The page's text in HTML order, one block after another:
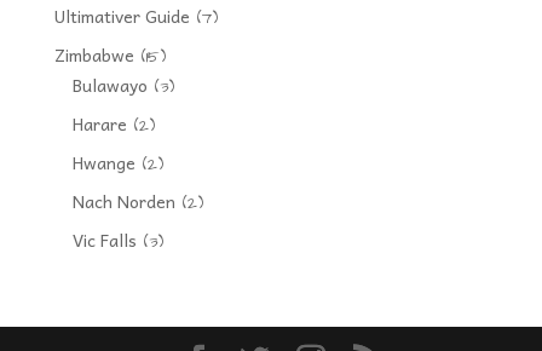
Ultimativer Guide (7)
Zimbabwe (15)
Bulawayo (3)
Harare (2)
Hwange (2)
Nach Norden (2)
Vic Falls (3)